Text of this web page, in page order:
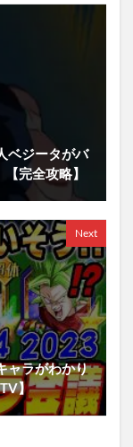
ベジータがバ
完全攻略】
Next
ャラがわかり
】